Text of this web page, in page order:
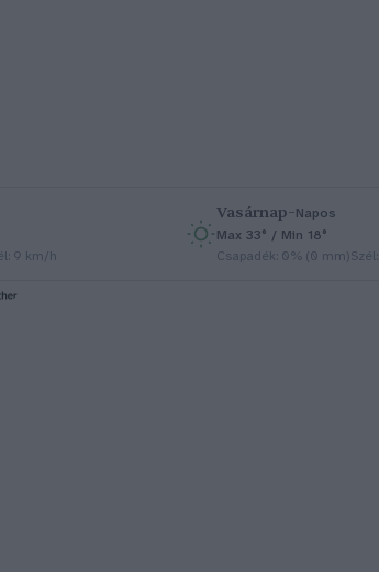
9 km/h
Vasárnap–Napos
Max 33° / Min 18°
Csapadék: 0% (0 mm)